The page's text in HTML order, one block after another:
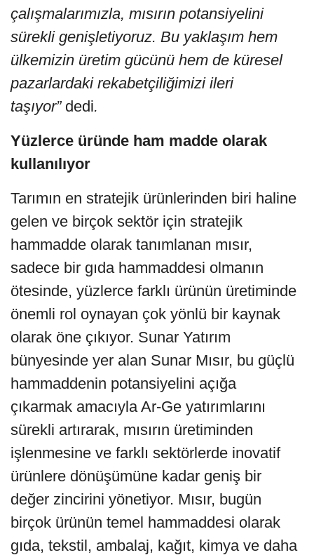
çalışmalarımızla, mısırın potansiyelini
sürekli genişletiyoruz. Bu yaklaşım hem
ülkemizin üretim gücünü hem de küresel
pazarlardaki rekabetçiliğimizi ileri
taşıyor” dedi.
Yüzlerce üründe ham madde olarak
kullanılıyor
Tarımın en stratejik ürünlerinden biri haline
gelen ve birçok sektör için stratejik
hammadde olarak tanımlanan mısır,
sadece bir gıda hammaddesi olmanın
ötesinde, yüzlerce farklı ürünün üretiminde
önemli rol oynayan çok yönlü bir kaynak
olarak öne çıkıyor. Sunar Yatırım
bünyesinde yer alan Sunar Mısır, bu güçlü
hammaddenin potansiyelini açığa
çıkarmak amacıyla Ar-Ge yatırımlarını
sürekli artırarak, mısırın üretiminden
işlenmesine ve farklı sektörlerde inovatif
ürünlere dönüşümüne kadar geniş bir
değer zincirini yönetiyor. Mısır, bugün
birçok ürünün temel hammaddesi olarak
gıda, tekstil, ambalaj, kağıt, kimya ve daha